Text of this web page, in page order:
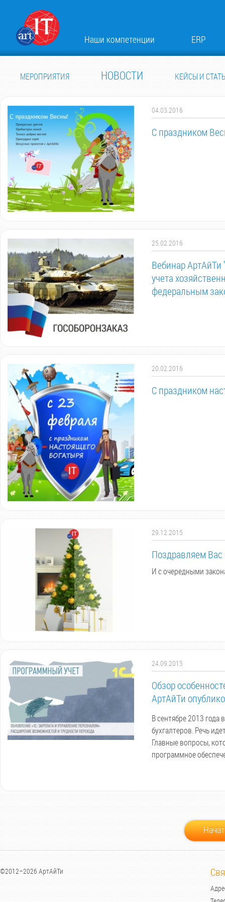
Наши компетенции ERP
МЕРОПРИЯТИЯ НОВОСТИ КЕЙСЫ И
04.03.2016
С праздником
25.02.2016
Вебинар АртАйТи
учета
федеральным
20.02.2016
С праздником
29.12.2015
Поздравляем
И с очередными
24.09.2015
Обзор
АртАйТи
В сентябре 2013
бухгалтеров. Речь
Главные вопросы,
программное
©2012–2026 АртАйТи